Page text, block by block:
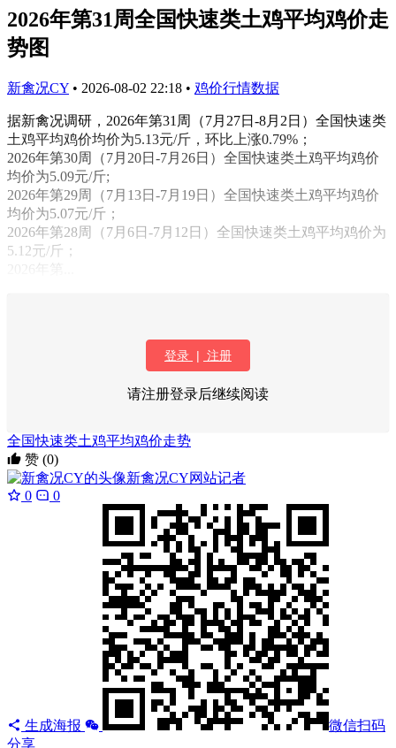
2026年第31周全国快速类土鸡平均鸡价走
势图
新禽况CY • 2026-08-02 22:18 • 鸡价行情数据
据新禽况调研，2026年第31周（7月27日-8月2日）全国快速类
土鸡平均鸡价均价为5.13元/斤，环比上涨0.79%；
2026年第30周（7月20日-7月26日）全国快速类土鸡平均鸡价
均价为5.09元/斤;
2026年第29周（7月13日-7月19日）全国快速类土鸡平均鸡价
均价为5.07元/斤；
2026年第28周（7月6日-7月12日）全国快速类土鸡平均鸡价为
5.12元/斤；
2026年第...
登录 | 注册
请注册登录后继续阅读
全国快速类土鸡平均鸡价走势
赞 (0)
新禽况CY网站记者
0
0
生成海报
微信扫码
分享